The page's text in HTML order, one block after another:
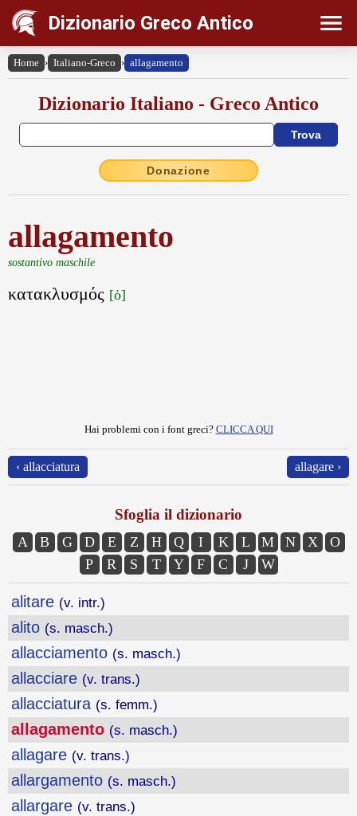
Dizionario Greco Antico
Home › Italiano-Greco › allagamento
Dizionario Italiano - Greco Antico
Donazione
allagamento
sostantivo maschile
κατακλυσμός [ὁ]
Hai problemi con i font greci? CLICCA QUI
‹ allacciatura allagare ›
Sfoglia il dizionario
A B G D E Z H Q I K L M N X
O
P
R S T Y F C J W
alitare (v. intr.)
alito (s. masch.)
allacciamento (s. masch.)
allacciare (v. trans.)
allacciatura (s. femm.)
allagamento (s. masch.)
allagare (v. trans.)
allargamento (s. masch.)
allargare (v. trans.)